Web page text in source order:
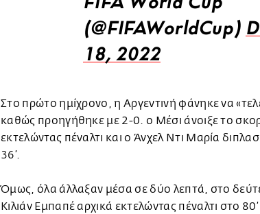
FIFA World Cup
(@FIFAWorldCup)
18, 2022
Στο πρώτο ημίχρονο, η Αργεντινή φάνηκε να
καθώς προηγήθηκε με 2-0. ο Μέσι άνοιξε το
εκτελώντας πέναλτι και ο Άνχελ Ντι Μαρία
36’.
Όμως, όλα άλλαξαν μέσα σε δύο λεπτά, στο
Κιλιάν Εμπαπέ αρχικά εκτελώντας πέναλτι στο